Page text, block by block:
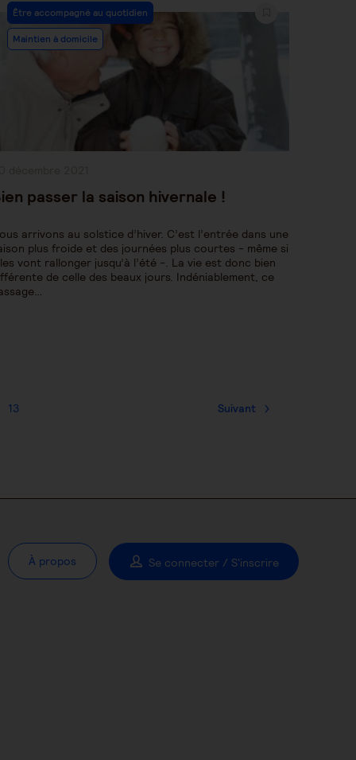
Post
Category:
Être accompagné au quotidien
Maintien à domicile
passer la saison hivernale !
arrivons au solstice d’hiver. C’est l’entrée dans une
plus froide et des journées plus courtes - même si
vont rallonger jusqu’à l’été -. La vie est donc bien
de celle des beaux jours. Indéniablement, ce
13 Suivant
À propos Se connecter / S'inscrire